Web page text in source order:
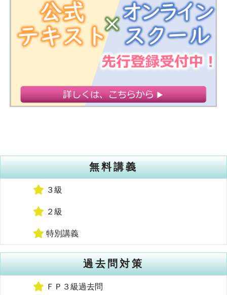
無料講義
３級
２級
特別講義
過去問対策
ＦＰ３級過去問